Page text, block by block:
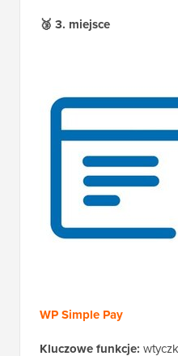
🥉 3. miejsce
WP Simple Pay
Kluczowe funkcje: